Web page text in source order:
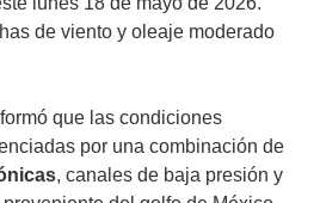
de viento y oleaje moderado
que las condiciones
por una combinación de
, canales de baja presión y